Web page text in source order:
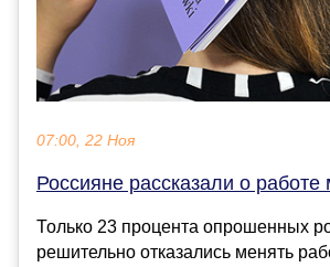
07:00, 22 Ноя
Россияне рассказали о работе
Только 23 процента опрошенных
решительно отказались менять